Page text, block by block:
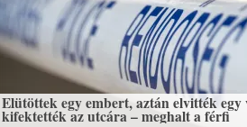
Elütöttek egy embert, aztán elvitték egy
kifektették az utcára – meghalt a férfi